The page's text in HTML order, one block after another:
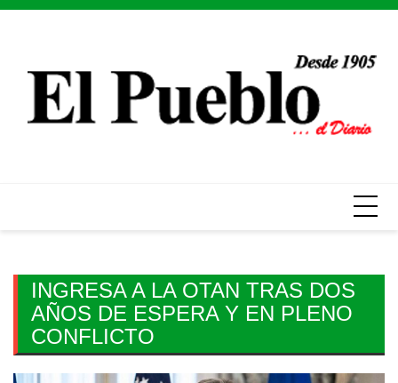
Skip
INGRESA A LA OTAN TRAS DOS
AÑOS DE ESPERA Y EN PLENO
CONFLICTO